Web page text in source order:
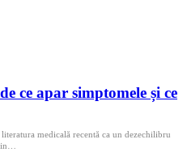
ce apar simptomele și ce
medicală recentă ca un dezechilibru